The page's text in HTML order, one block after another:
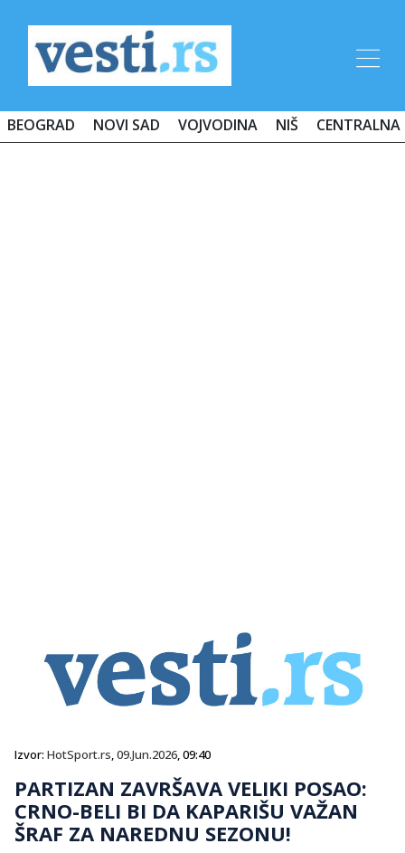
BEOGRAD NOVI SAD VOJVODINA NIŠ CENTRALNA
Izvor: HotSport.rs,09.Jun.2026, 09:40
PARTIZAN ZAVRŠAVA VELIKI POSAO:
CRNO-BELI BI DA KAPARIŠU VAŽAN
ŠRAF ZA NAREDNU SEZONU!